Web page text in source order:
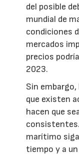
del posible
mundial de
condiciones
mercados
precios
2023.
Sin
que existen
hacen que
marítimo
tiempo y a